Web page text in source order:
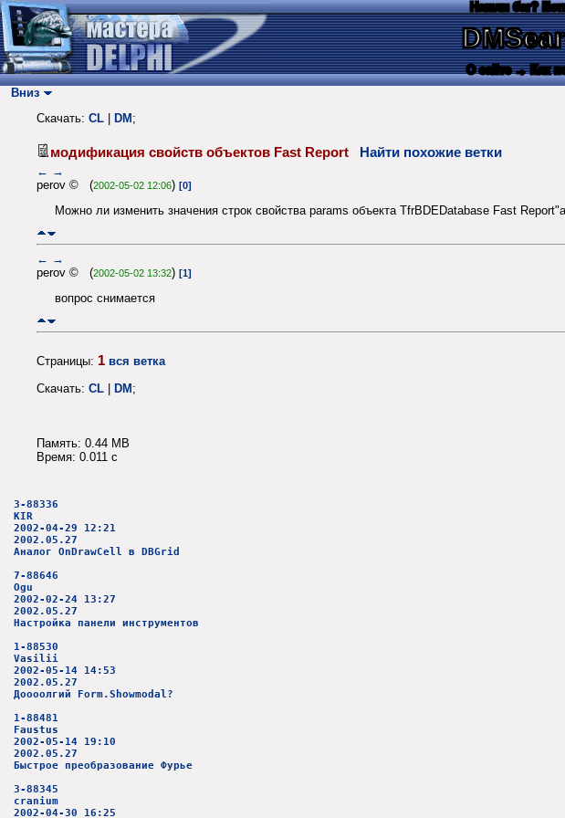
Нашли баг?
О сайте → Как
Вниз
Скачать: CL DM ;
модификация свойств объектов Fast Report Найти похожие ветки
← →
perov © (2002-05-02 12:06) [0]
Можно ли изменить значения строк свойства params объекта TfrBDEDatabase Fast
← →
perov © (2002-05-02 13:32) [1]
вопрос снимается
Страницы: 1 вся ветка
Скачать: CL DM ;
Память: 0.44 MB
Время: 0.011 c
3-88336
KIR
2002-04-29 12:21
2002.05.27
Аналог OnDrawCell в DBGrid
7-88646
Ogu
2002-02-24 13:27
2002.05.27
Настройка панели инструментов
1-88530
Vasilii
2002-05-14 14:53
2002.05.27
Доооолгий Form.Showmodal?
1-88481
Faustus
2002-05-14 19:10
2002.05.27
Быстрое преобразование Фурье
3-88345
cranium
2002-04-30 16:25